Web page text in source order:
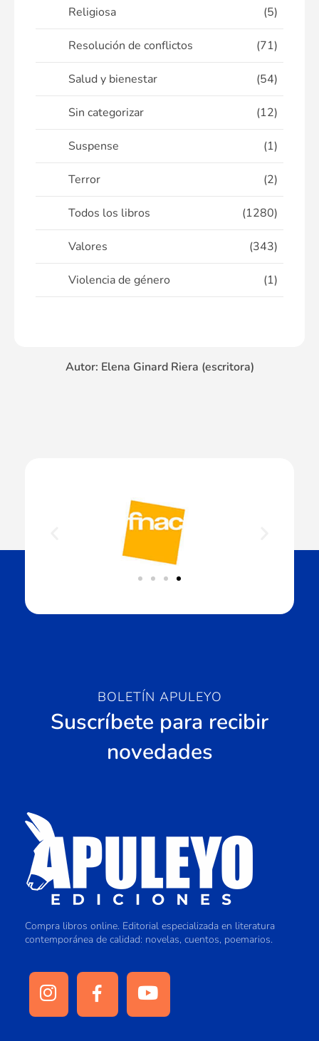
Religiosa (5)
Resolución de conflictos (71)
Salud y bienestar (54)
Sin categorizar (12)
Suspense (1)
Terror (2)
Todos los libros (1280)
Valores (343)
Violencia de género (1)
Autor: Elena Ginard Riera (escritora)
BOLETÍN APULEYO
Suscríbete para recibir
novedades
Compra libros online. Editorial especializada en literatura
contemporánea de calidad: novelas, cuentos, poemarios.